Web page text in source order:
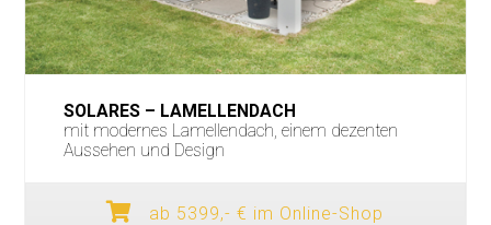
SOLARES – LAMELLENDACH
mit modernes Lamellendach, einem dezenten
Aussehen und Design
ab 5399,- € im Online-Shop